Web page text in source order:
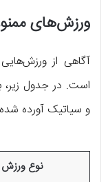
ورزش‌های
آگاهی از
است. در جدول زیر،
و سیاتیک آورده
نوع ورزش